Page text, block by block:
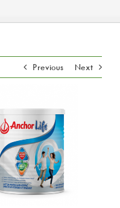
Previous Next